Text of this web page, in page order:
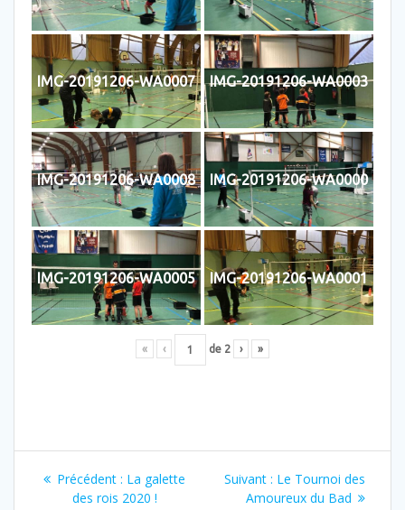
IMG-20191206-WA0007 IMG-20191206-WA0003
IMG-20191206-WA0008 IMG-20191206-WA0000
IMG-20191206-WA0005 IMG-20191206-WA0001
« ‹ de 2 › »
Navigation
Précédent : Article
précédent
La galette
des rois 2020 !
Suivant : Article
suivant
Le Tournoi des
Amoureux du Bad